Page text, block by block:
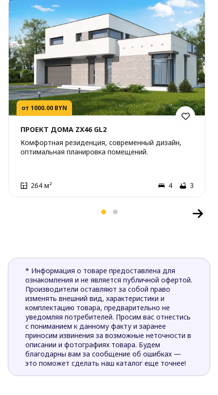
от 1000.00 BYN
ПРОЕКТ ДОМА ZX46 GL2
Комфортная резиденция, современный дизайн,
оптимальная планировка помещений.
264 м² 4 3
* Информация о товаре предоставлена для
ознакомления и не является публичной офертой.
Производители оставляют за собой право
изменять внешний вид, характеристики и
комплектацию товара, предварительно не
уведомляя потребителей. Просим вас отнестись
с пониманием к данному факту и заранее
приносим извинения за возможные неточности в
описании и фотографиях товара. Будем
благодарны вам за сообщение об ошибках —
это поможет сделать наш каталог еще точнее!